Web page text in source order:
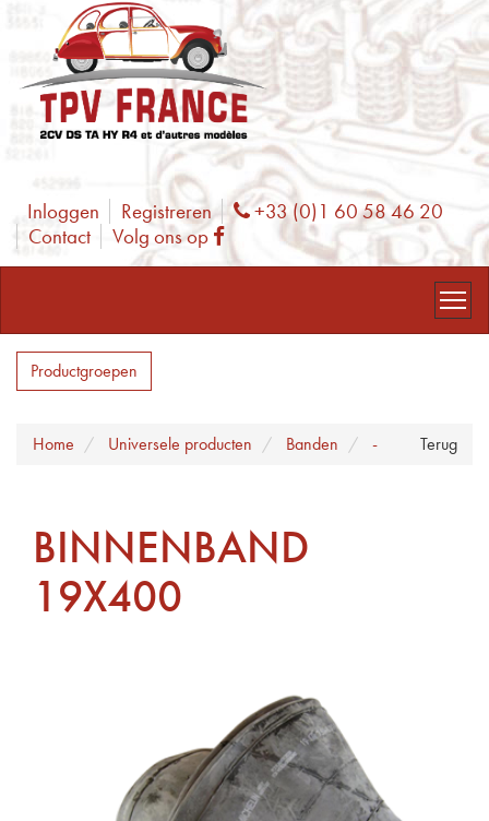
Inloggen Registreren Phone
+33 (0)1 60 58 46 20
Contact
Volg ons op Facebook
Productgroepen
Terug
Home Universele producten Banden -
BINNENBAND
19X400